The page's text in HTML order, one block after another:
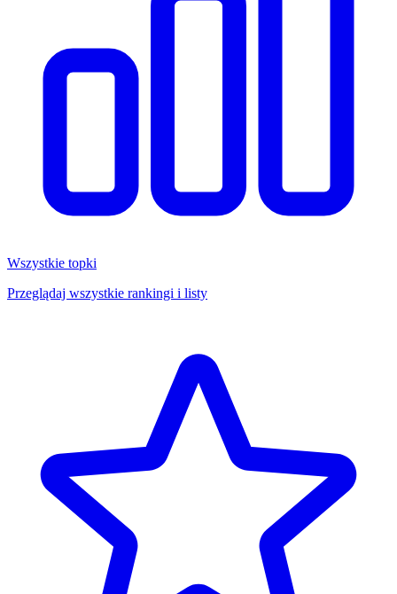
Wszystkie topki
Przeglądaj wszystkie rankingi i listy